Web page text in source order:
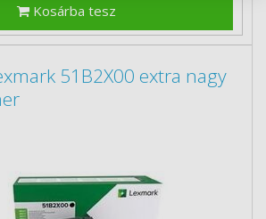
Kosárba tesz
51B2X00 extra nagy